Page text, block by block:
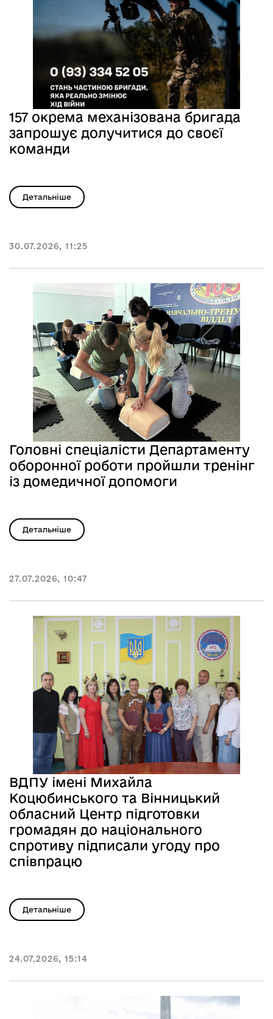
157 окрема механізована бригада
запрошує долучитися до своєї
команди
Детальніше
30.07.2026, 11:25
Головні спеціалісти Департаменту
оборонної роботи пройшли тренінг
із домедичної допомоги
Детальніше
27.07.2026, 10:47
ВДПУ імені Михайла
Коцюбинського та Вінницький
обласний Центр підготовки
громадян до національного
спротиву підписали угоду про
співпрацю
Детальніше
24.07.2026, 15:14